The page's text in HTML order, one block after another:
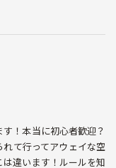
！本当に初心者歓迎？
て行ってアウェイな空
違います！ルールを知